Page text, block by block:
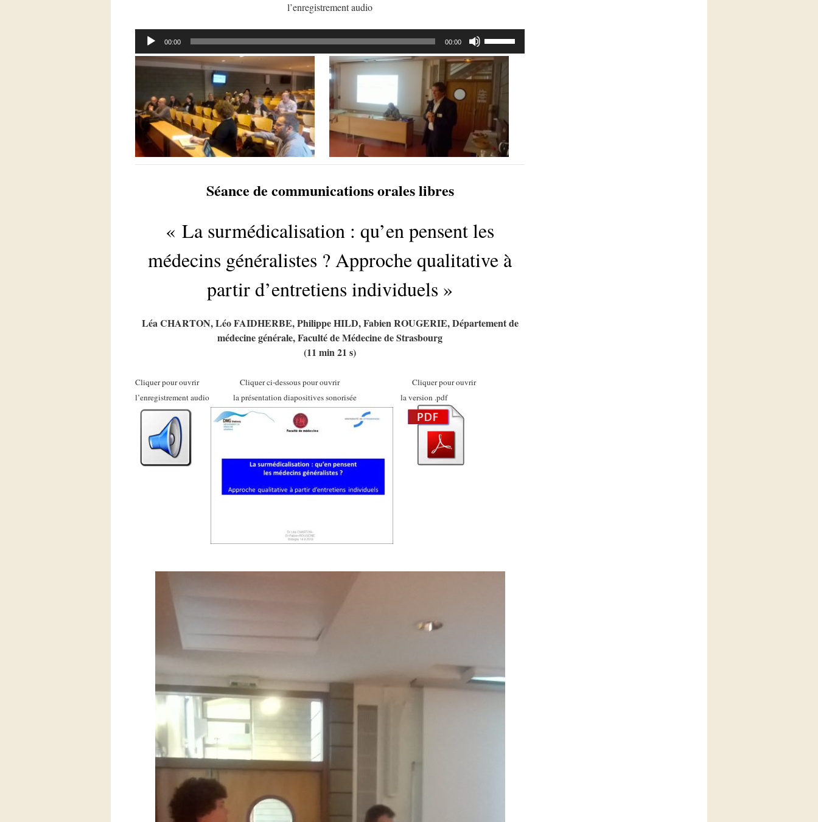
l’enregistrement audio
Lecteur
00:00 00:00
flèches
haut/bas
pour
augmenter
ou
diminuer
le
volume.
Séance de communications orales libres
« La surmédicalisation : qu’en pensent les
médecins généralistes ? Approche qualitative à
partir d’entretiens individuels »
Léa CHARTON, Léo FAIDHERBE, Philippe HILD, Fabien ROUGERIE, Département de
médecine générale, Faculté de Médecine de Strasbourg
(11 min 21 s)
Cliquer pour ouvrir Cliquer ci-dessous pour ouvrir Cliquer pour ouvrir
l’enregistrement audio la présentation diapositives sonorisée la version .pdf